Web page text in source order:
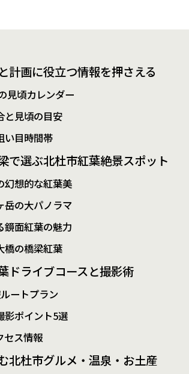
計画に役立つ情報を押さえる
見頃カレンダー
と見頃の目安
い目時間帯
で選ぶ北杜市紅葉絶景スポット
幻想的な紅葉美
岳の大パノラマ
鏡面紅葉の魅力
橋の橋梁紅葉
ドライブコースと撮影術
ートプラン
影ポイント5選
セス情報
北杜市グルメ・温泉・お土産